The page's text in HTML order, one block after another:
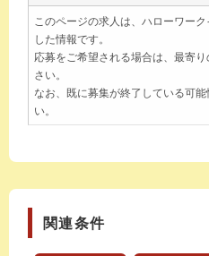
このページの求人は、ハローワー
した情報です。
応募をご希望される場合は、最寄
さい。
なお、既に募集が終了している可
い。
関連条件